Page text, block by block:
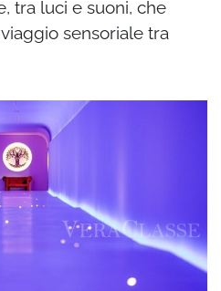
tra luci e suoni, che
sensoriale tra